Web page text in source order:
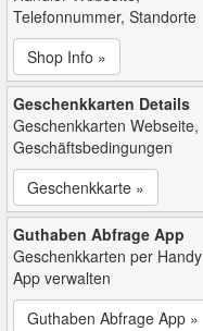
Telefonnummer, Standorte
Shop Info »
Geschenkkarten Details
Geschenkkarten Webseite,
Geschäftsbedingungen
Geschenkkarte »
Guthaben Abfrage App
Geschenkkarten per Handy
App verwalten
Guthaben Abfrage App »